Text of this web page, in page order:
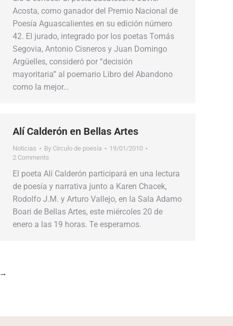
Acosta, como ganador del Premio Nacional de
Poesía Aguascalientes en su edición número
42. El jurado, integrado por los poetas Tomás
Segovia, Antonio Cisneros y Juan Domingo
Argüelles, consideró por “decisión
mayoritaria” al poemario Libro del Abandono
como la mejor…
Alí Calderón en Bellas Artes
Noticias By Círculo de poesía
19/01/2010
2 Comments
El poeta Alí Calderón participará en una lectura
de poesía y narrativa junto a Karen Chacek,
Rodolfo J.M. y Arturo Vallejo, en la Sala Adamo
Boari de Bellas Artes, este miércoles 20 de
enero a las 19 horas. Te esperamos.
→